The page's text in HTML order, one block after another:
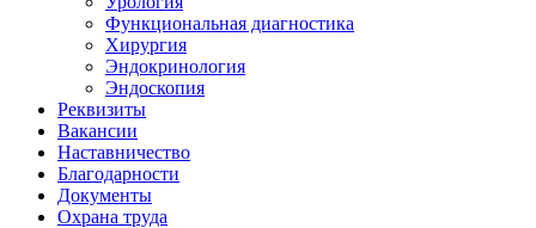
Функциональная диагностика
Хирургия
Эндокринология
Эндоскопия
Реквизиты
Вакансии
Наставничество
Благодарности
Документы
Охрана труда